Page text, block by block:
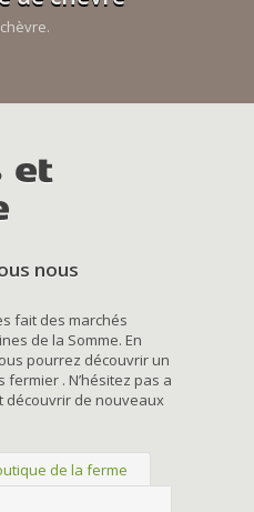
et
nous
fait des marchés
de la Somme. En
pourrez découvrir un
. N’hésitez pas a
découvrir de nouveaux
de la ferme